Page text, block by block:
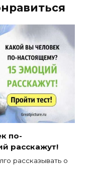
по-
расскажут!
рассказывать о